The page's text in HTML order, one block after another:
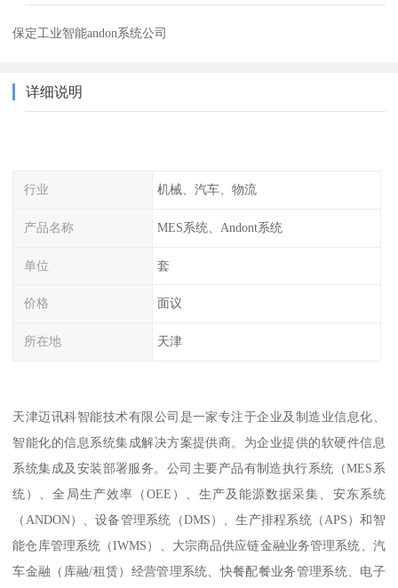
保定工业智能andon系统公司
详细说明
行业 机械、汽车、物流
产品名称 MES系统、Andont系统
单位 套
价格 面议
所在地 天津
天津迈讯科智能技术有限公司是一家专注于企业及制造业信息化、
智能化的信息系统集成解决方案提供商。为企业提供的软硬件信息
系统集成及安装部署服务。公司主要产品有制造执行系统（MES系
统）、全局生产效率（OEE）、生产及能源数据采集、安东系统
（ANDON）、设备管理系统（DMS）、生产排程系统（APS）和智
能仓库管理系统（IWMS）、大宗商品供应链金融业务管理系统、汽
车金融（库融/租赁）经营管理系统、快餐配餐业务管理系统、电子